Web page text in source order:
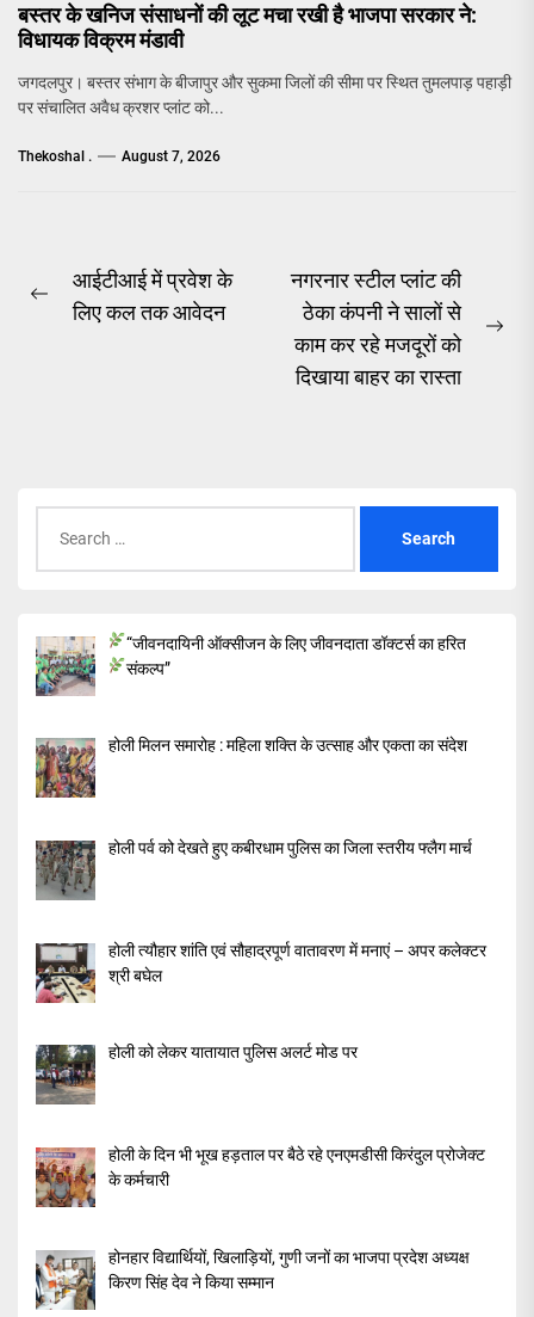
बस्तर के खनिज संसाधनों की लूट मचा रखी है भाजपा सरकार ने:
विधायक विक्रम मंडावी
जगदलपुर। बस्तर संभाग के बीजापुर और सुकमा जिलों की सीमा पर स्थित तुमलपाड़ पहाड़ी
पर संचालित अवैध क्रशर प्लांट को...
Thekoshal . August 7, 2026
Post
navigation
Previous
आईटीआई में प्रवेश के
लिए कल तक आवेदन
नगरनार स्टील प्लांट की
ठेका कंपनी ने सालों से
काम कर रहे मजदूरों को
दिखाया बाहर का रास्ता
for:
“जीवनदायिनी ऑक्सीजन के लिए जीवनदाता डॉक्टर्स का हरित
संकल्प”
होली मिलन समारोह : महिला शक्ति के उत्साह और एकता का संदेश
होली पर्व को देखते हुए कबीरधाम पुलिस का जिला स्तरीय फ्लैग मार्च
होली त्यौहार शांति एवं सौहाद्रपूर्ण वातावरण में मनाएं – अपर कलेक्टर
श्री बघेल
होली को लेकर यातायात पुलिस अलर्ट मोड पर
होली के दिन भी भूख हड़ताल पर बैठे रहे एनएमडीसी किरंदुल प्रोजेक्ट
के कर्मचारी
होनहार विद्यार्थियों, खिलाड़ियों, गुणी जनों का भाजपा प्रदेश अध्यक्ष
किरण सिंह देव ने किया सम्मान